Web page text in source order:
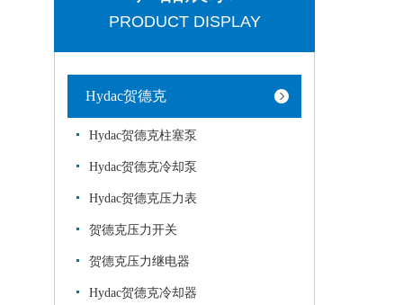
PRODUCT DISPLAY
Hydac贺德克
Hydac贺德克柱塞泵
Hydac贺德克冷却泵
Hydac贺德克压力表
贺德克压力开关
贺德克压力继电器
Hydac贺德克冷却器